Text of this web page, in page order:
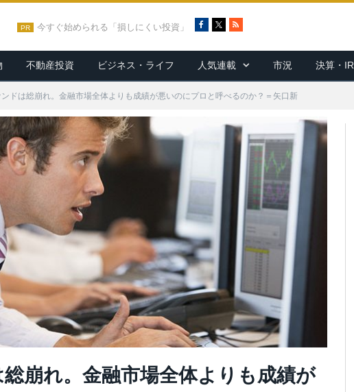
PR 今すぐ始められる「損しにくい投資」
c
e
b
o
R
S
不動産投資 ビジネス・ライフ 人気連載 市況 決算・IR
ドは総崩れ。金融市場全体よりも成績が悪いのにプロと呼べるのか？＝矢口新
崩れ。金融市場全体よりも成績が